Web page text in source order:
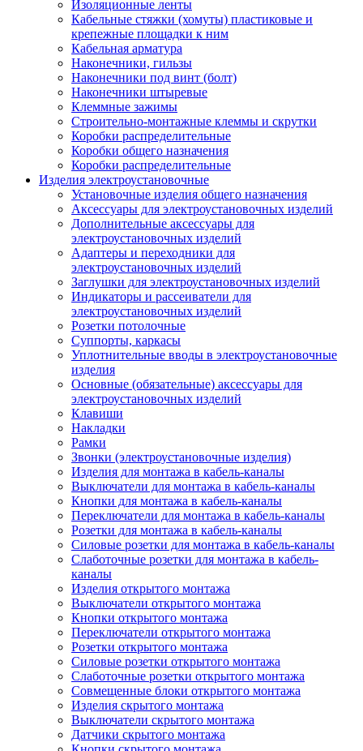
Изоляционные ленты
Кабельные стяжки (хомуты) пластиковые и
крепежные площадки к ним
Кабельная арматура
Наконечники, гильзы
Наконечники под винт (болт)
Наконечники штыревые
Клеммные зажимы
Строительно-монтажные клеммы и скрутки
Коробки распределительные
Коробки общего назначения
Коробки распределительные
Изделия электроустановочные
Установочные изделия общего назначения
Аксессуары для электроустановочных изделий
Дополнительные аксессуары для
электроустановочных изделий
Адаптеры и переходники для
электроустановочных изделий
Заглушки для электроустановочных изделий
Индикаторы и рассеиватели для
электроустановочных изделий
Розетки потолочные
Суппорты, каркасы
Уплотнительные вводы в электроустановочные
изделия
Основные (обязательные) аксессуары для
электроустановочных изделий
Клавиши
Накладки
Рамки
Звонки (электроустановочные изделия)
Изделия для монтажа в кабель-каналы
Выключатели для монтажа в кабель-каналы
Кнопки для монтажа в кабель-каналы
Переключатели для монтажа в кабель-каналы
Розетки для монтажа в кабель-каналы
Силовые розетки для монтажа в кабель-каналы
Слаботочные розетки для монтажа в кабель-
каналы
Изделия открытого монтажа
Выключатели открытого монтажа
Кнопки открытого монтажа
Переключатели открытого монтажа
Розетки открытого монтажа
Силовые розетки открытого монтажа
Слаботочные розетки открытого монтажа
Совмещенные блоки открытого монтажа
Изделия скрытого монтажа
Выключатели скрытого монтажа
Датчики скрытого монтажа